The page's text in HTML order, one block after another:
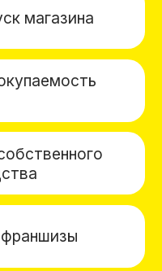
модель